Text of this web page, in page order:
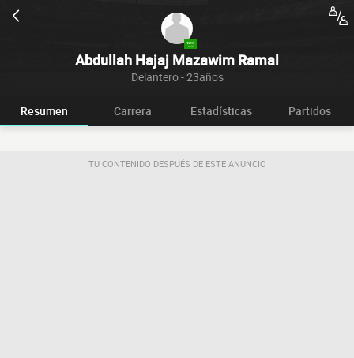
Abdullah Hajaj Mazawim Ramal
Delantero - 23años
Resumen Carrera Estadísticas Partidos
TU CONTENIDO DESPUÉS DE ESTE ANUNCIO